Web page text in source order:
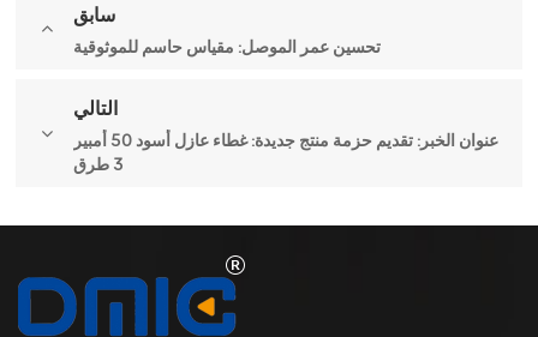
سابق
تحسين عمر الموصل: مقياس حاسم للموثوقية
التالي
عنوان الخبر: تقديم حزمة منتج جديدة: غطاء عازل أسود 50 أمبير
3 طرق